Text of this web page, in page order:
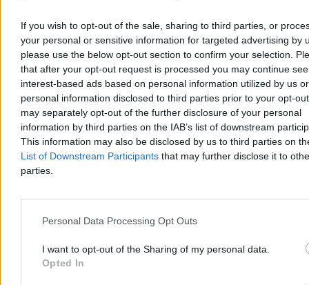
If you wish to opt-out of the sale, sharing to third parties, or
your personal or sensitive information for targeted advertising by
please use the below opt-out section to confirm your selection.
that after your opt-out request is processed you may continue
interest-based ads based on personal information utilized by us or
personal information disclosed to third parties prior to your opt-
may separately opt-out of the further disclosure of your personal
information by third parties on the IAB’s list of downstream
This information may also be disclosed by us to third parties on
List of Downstream Participants that may further disclose it to
parties.
Personal Data Processing Opt Outs
I want to opt-out of the Sharing of my personal data.
Opted In
„polityczną hucpą opozycji” i „próbą przerzucenia
odpowiedzialności PiS-u za swoje zaniechania i błędy związane z
umową Unia Europejska–Mercosur”.Jego klub nie poprze
wniosku o wotum nieufności.
Bożenna Hołownia z Polski 2050
swojego klubu.
– Byłam zaskoczona tym, że można człowiekowi przypisać aż taką
ilość katastrof i destrukcyjnych działań – zaczęła.Jej klub nie
poprze wniosku.
Donald Tusk o ministrze
– Bardzo krótko, kilka słów o tej debacie – zaczął premier.
– Nie dziwię się, że w tej debacie [...] nie uczestniczyli
Morawiecki– powiedział Tusk. PiS nazwał klubem
odpowiedzialnym za Mercosur, Zielony Ład i ukraińskie zboże.